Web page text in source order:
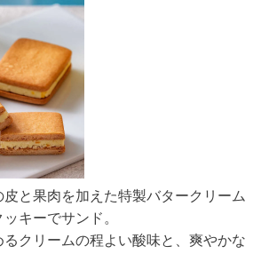
と果肉を加えた特製バタークリーム
キーでサンド。
クリームの程よい酸味と、爽やかな